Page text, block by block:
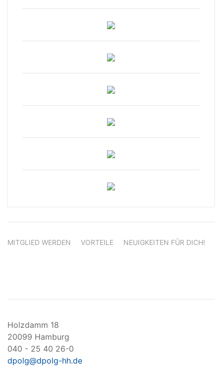
MITGLIED WERDEN VORTEILE NEUIGKEITEN FÜR DICH!
Holzdamm 18
20099 Hamburg
040 - 25 40 26-0
dpolg@dpolg-hh.de